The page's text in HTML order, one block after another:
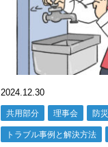
2024.12.30
共用部分 理事会 防災
トラブル事例と解決方法